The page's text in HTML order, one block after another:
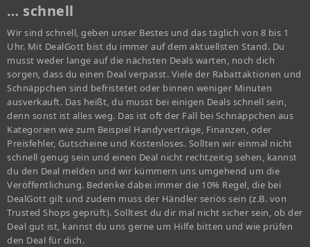
… schnell
Wir sind schnell, geben unser Bestes und das täglich von 8 bis 1
Uhr. Mit DealGott bist du immer auf dem aktuellsten Stand. Du
musst weder lange auf die nächsten Deals warten, noch dich
sorgen, dass du einen Deal verpasst. Viele der Rabattaktionen und
Schnäppchen sind befristetet oder binnen weniger Minuten
ausverkauft. Das heißt, du musst bei einigen Deals schnell sein,
denn sonst ist alles weg. Das ist oft der Fall bei Schnäppchen aus
Kategorien wie zum Beispiel Handyverträge, Finanzen, oder
Preisfehler, Gutscheine und Kostenloses. Sollten wir einmal nicht
schnell genug sein und einen Deal nicht rechtzeitig sehen, kannst
du den Deal melden und wir kümmern uns umgehend um die
Veröffentlichung. Bedenke dabei immer die 10% Regel, die bei
DealGott gilt und zudem muss der Händler seriös sein (z.B. von
Trusted Shops geprüft). Solltest du dir mal nicht sicher sein, ob der
Deal gut ist, kannst du uns gerne um Hilfe bitten und wie prüfen
den Deal für dich.